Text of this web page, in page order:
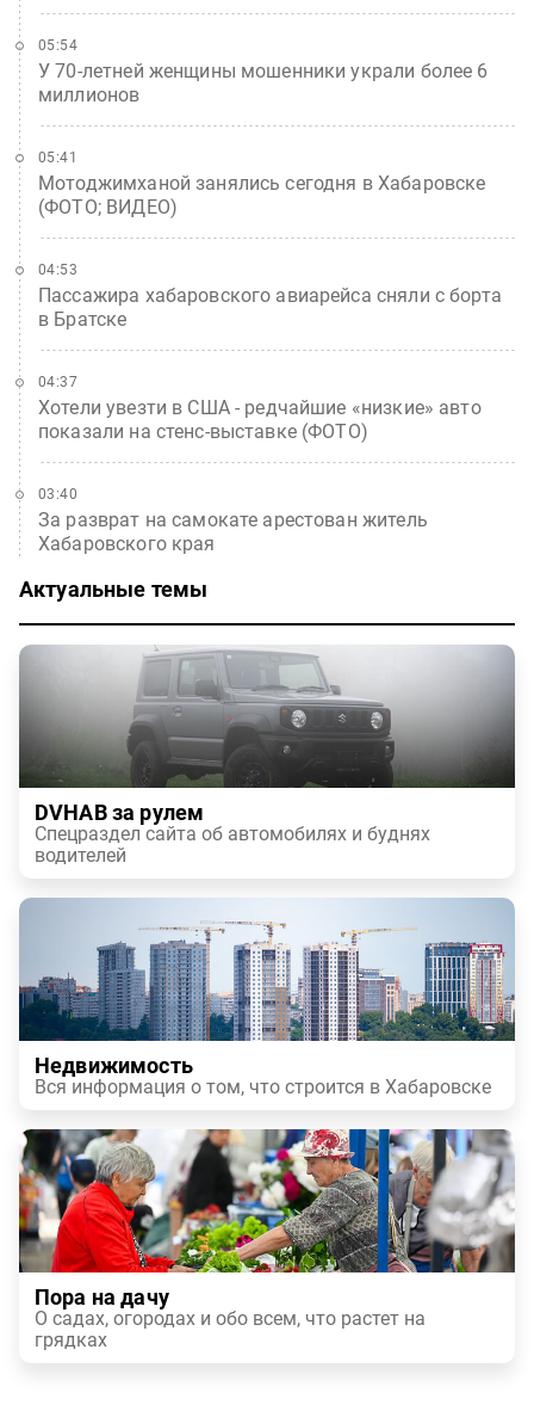
У 70-летней женщины мошенники украли более 6
миллионов
05:54
Мотоджимханой занялись сегодня в Хабаровске
(ФОТО; ВИДЕО)
05:41
Пассажира хабаровского авиарейса сняли с борта
в Братске
04:53
Хотели увезти в США - редчайшие «низкие» авто
показали на стенс-выставке (ФОТО)
04:37
За разврат на самокате арестован житель
Хабаровского края
03:40
Актуальные темы
DVHAB за рулем
Спецраздел сайта об автомобилях и буднях
водителей
Недвижимость
Вся информация о том, что строится в Хабаровске
Пора на дачу
О садах, огородах и обо всем, что растет на
грядках